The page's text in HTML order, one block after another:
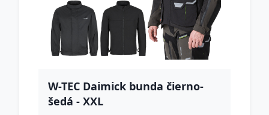
W-TEC Daimick bunda čierno-
šedá - XXL